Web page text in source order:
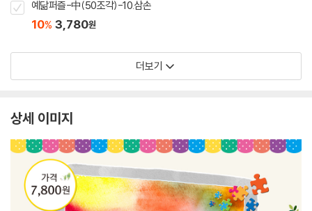
예닮퍼즐-中(50조각)-10.삼손
10% 3,780원
더보기
상세 이미지